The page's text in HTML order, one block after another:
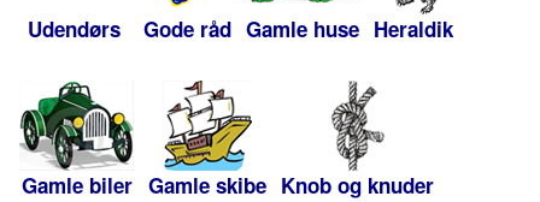
Udendørs Gode råd Gamle huse Heraldik
Gamle biler Gamle skibe Knob og knuder